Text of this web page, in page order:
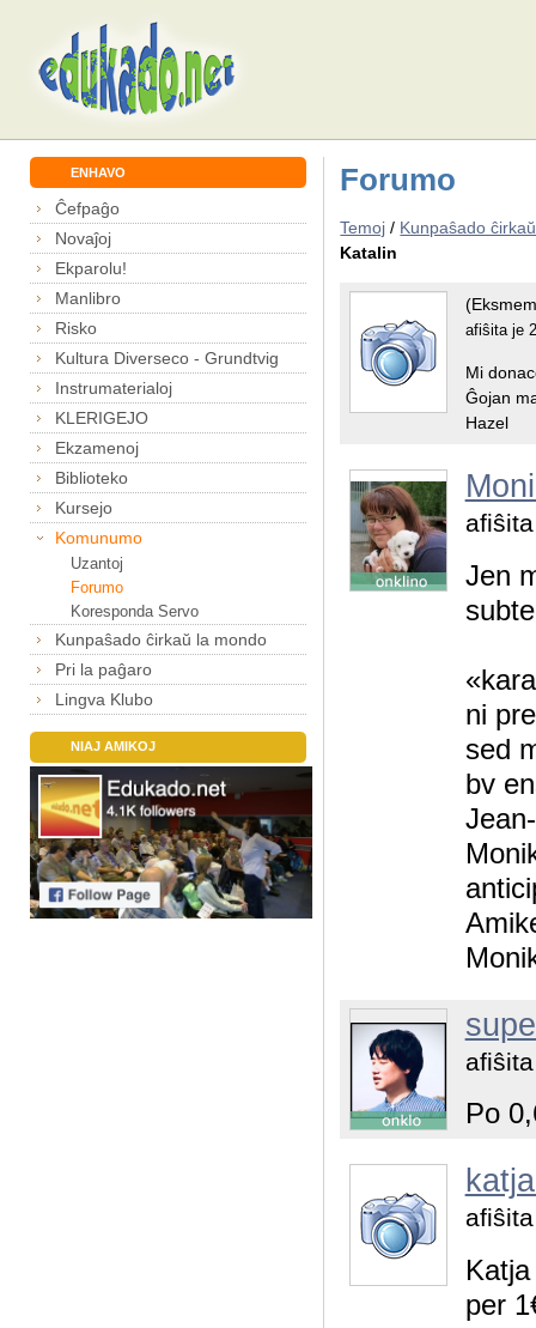
ENHAVO
Ĉefpaĝo
Novaĵoj
Ekparolu!
Manlibro
Risko
Kultura Diverseco - Grundtvig
Instrumaterialoj
KLERIGEJO
Ekzamenoj
Biblioteko
Kursejo
Komunumo
Uzantoj
Forumo
Koresponda Servo
Kunpaŝado ĉirkaŭ la mondo
Pri la paĝaro
Lingva Klubo
NIAJ AMIKOJ
Forumo
Temoj / Kunpaŝado
Katalin
afiŝita je
Mi
Ĝojan
Hazel
Jen
ni
sed
bv
Po
per